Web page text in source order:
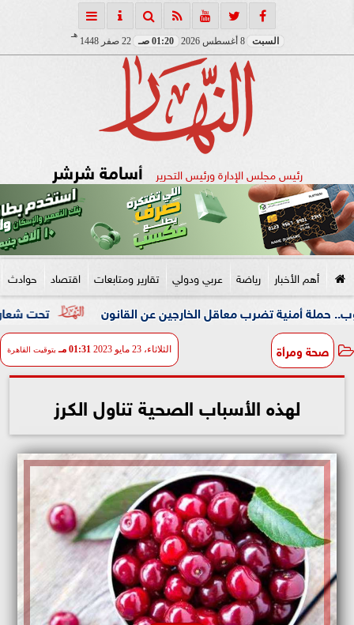
السبت 8 أغسطس 2026 01:20 صـ 22 صفر 1448
هـ
رئيس مجلس الإدارة ورئيس التحرير أسامة شرشر
أهم الأخبار رياضة عربي ودولي تقارير ومتابعات اقتصاد حوادث
تحت شعار «خدمة بيوت تضرب معاقل الخارجين عن القانون
صحة ومرأة الثلاثاء، 23 مايو 2023 01:31 مـ بتوقيت القاهرة
لهذه الأسباب الصحية تناول الكرز